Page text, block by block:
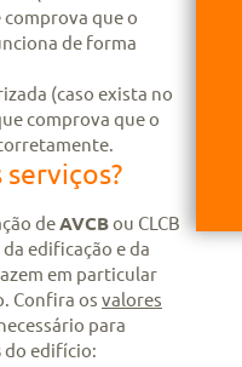
que o
de forma
(caso exista no
comprova que o
serviços?
deAVCBou CLCB
edificação e da
em particular
Confira os valores
para
do edifício: